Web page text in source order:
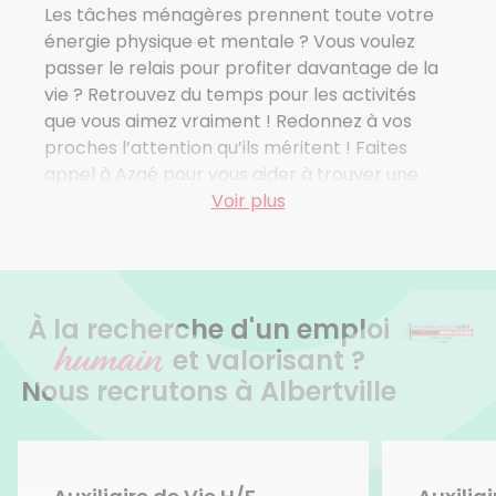
Voir plus de villes
Les tâches ménagères prennent toute votre
énergie physique et mentale ? Vous voulez
passer le relais pour profiter davantage de la
vie ? Retrouvez du temps pour les activités
que vous aimez vraiment ! Redonnez à vos
proches l’attention qu’ils méritent ! Faites
appel à Azaé pour vous aider à trouver une
femme de ménage à Albertville.
des tâches pénibles alors que des
faire à votre place ? Toute l’équipe d’Azaé est
là pour vous aider à retrouver des journées
sereines et un intérieur bien tenu. Fini le stress
des corvées quotidiennes et du grand ménage
Voir plus
À la recherche d'un emploi
humain et valorisant ?
Nous recrutons à Albertville